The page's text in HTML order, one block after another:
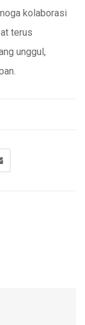
kolaborasi
terus
unggul,